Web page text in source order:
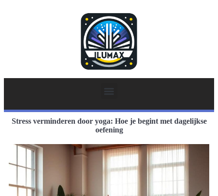
Stress verminderen door yoga: Hoe je begint met dagelijkse
oefening